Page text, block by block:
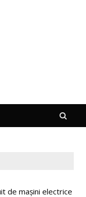
de mașini electrice